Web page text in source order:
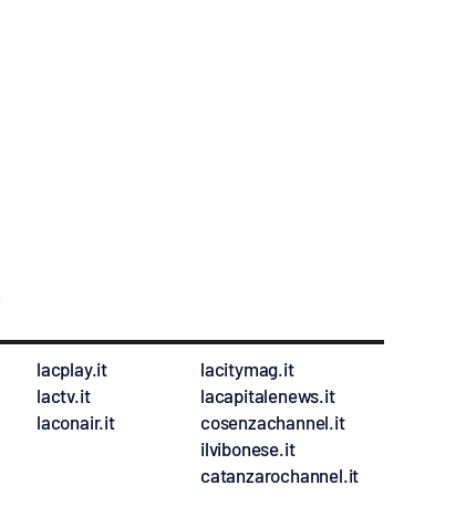
lacplay.it
lactv.it
laconair.it
lacitymag.it
lacapitalenews.it
cosenzachannel.it
ilvibonese.it
catanzarochannel.it